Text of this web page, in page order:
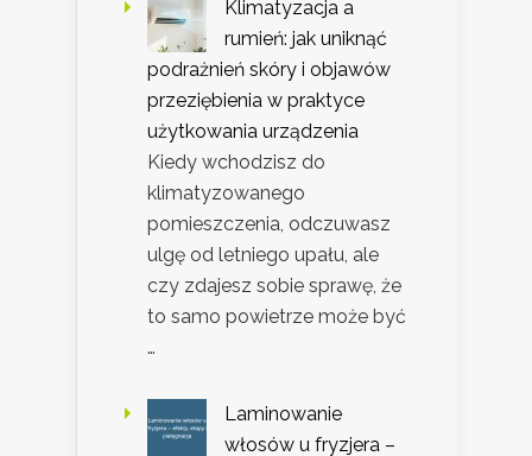
Klimatyzacja a
rumień: jak uniknąć
podrażnień skóry i objawów
przeziębienia w praktyce
użytkowania urządzenia
Kiedy wchodzisz do
klimatyzowanego
pomieszczenia, odczuwasz
ulgę od letniego upału, ale
czy zdajesz sobie sprawę, że
to samo powietrze może być
…
Laminowanie
włosów u fryzjera –